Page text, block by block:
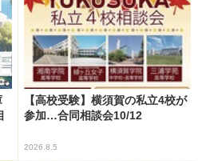
【高校受験】横須賀の私立4校が
参加…合同相談会10/12
2026.8.5